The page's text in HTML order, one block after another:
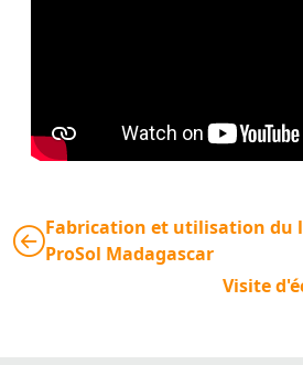
Fabrication et utilisation du
ProSol Madagascar
Visite